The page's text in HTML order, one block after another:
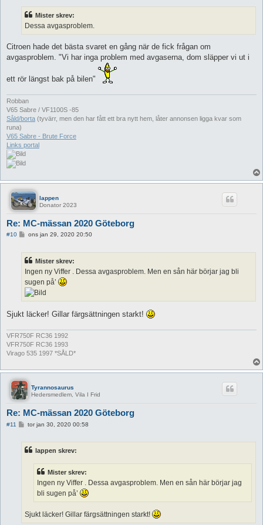
g
g
Mister skrev:
Dessa avgasproblem.
Citroen hade det bästa svaret en gång när de fick frågan om
avgasproblem. "Vi har inga problem med avgaserna, dom släpper vi ut i
ett rör längst bak på bilen"
Robban
V65 Sabre / VF1100S -85
Såld/borta (tyvärr, men den har fått ett bra nytt hem, låter annonsen ligga kvar som
runa)
V65 Sabre - Brute Force
Links portal
lappen
Donator 2023
Re: MC-mässan 2020 Göteborg
#10
g
g
ons jan 29, 2020 20:50
Mister skrev:
Ingen ny Viffer . Dessa avgasproblem. Men en sån här börjar jag bli
sugen på’
Sjukt läcker! Gillar färgsättningen starkt!
VFR750F RC36 1992
VFR750F RC36 1993
Virago 535 1997 *SÅLD*
Tyrannosaurus
Hedersmedlem, Vila I Frid
Re: MC-mässan 2020 Göteborg
#11
g
tor jan 30, 2020 00:58
lappen skrev:
Mister skrev:
Ingen ny Viffer . Dessa avgasproblem. Men en sån här börjar jag
bli sugen på’
Sjukt läcker! Gillar färgsättningen starkt!